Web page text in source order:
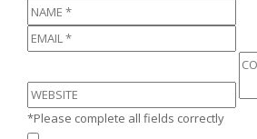
*Please complete all fields correctly